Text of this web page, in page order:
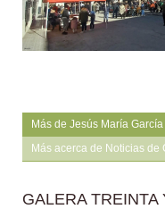
Más de Jesús María
Más acerca de Noticias de
GALERA